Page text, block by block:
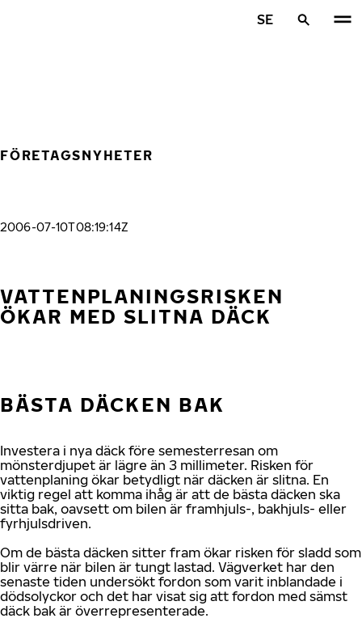
SE
FÖRETAGSNYHETER
2006-07-10T08:19:14Z
VATTENPLANINGSRISKEN
ÖKAR MED SLITNA DÄCK
BÄSTA DÄCKEN BAK
Investera i nya däck före semesterresan om
mönsterdjupet är lägre än 3 millimeter. Risken för
vattenplaning ökar betydligt när däcken är slitna. En
viktig regel att komma ihåg är att de bästa däcken ska
sitta bak, oavsett om bilen är framhjuls-, bakhjuls- eller
fyrhjulsdriven.
Om de bästa däcken sitter fram ökar risken för sladd som
blir värre när bilen är tungt lastad. Vägverket har den
senaste tiden undersökt fordon som varit inblandade i
dödsolyckor och det har visat sig att fordon med sämst
däck bak är överrepresenterade.